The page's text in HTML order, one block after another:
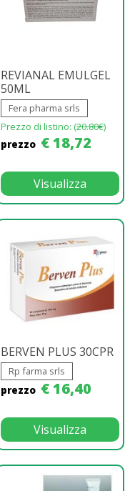
REVIANAL EMULGEL
50ML
Fera pharma srls
Prezzo di listino: (20.80€)
prezzo € 18,72
Visualizza
BERVEN PLUS 30CPR
Rp farma srls
prezzo € 16,40
Visualizza